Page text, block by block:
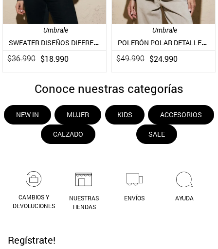
Umbrale
SWEATER DISEÑOS DIFERENTES Y TEXTURAS
$36.990 $18.990
Umbrale
POLERÓN POLAR DETALLES EN CUERO VEGANO
$49.990 $24.990
Conoce nuestras categorías
NEW IN MUJER KIDS ACCESORIOS
CALZADO SALE
CAMBIOS Y
DEVOLUCIONES
NUESTRAS
TIENDAS
ENVÍOS AYUDA
Regístrate!